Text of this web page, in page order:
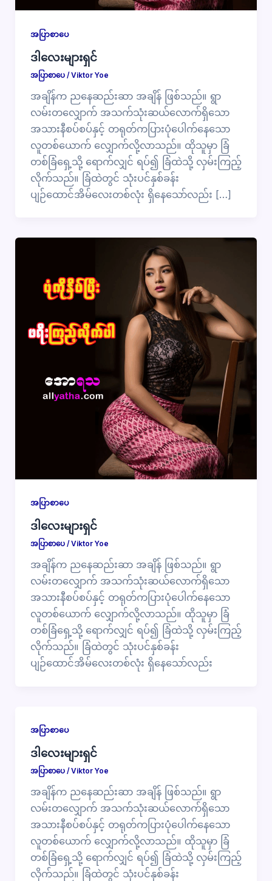
အပြာစာပေ
ဒါလေးများရှင်
အပြာစာပေ/Viktor Yoe
အချိန်က ညနေဆည်းဆာ အချိန် ဖြစ်သည်။ ရွာ
လမ်းတလျှောက် အသက်သုံးဆယ်လောက်ရှိသော
အသားနီစပ်စပ်နှင့် တရုတ်ကပြားပုံပေါက်နေသော
လူတစ်ယောက် လျှောက်လို့လာသည်။ ထိုသူမှာ ခြံ
တစ်ခြံရှေ့သို့ ရောက်လျှင် ရပ်၍ ခြံထဲသို့ လှမ်းကြည့်
လိုက်သည်။ ခြံထဲတွင် သုံးပင်နှစ်ခန်း
ပျဉ်ထောင်အိမ်လေးတစ်လုံး ရှိနေသော်လည်း […]
အပြာစာပေ
ဒါလေးများရှင်
အပြာစာပေ/ Viktor Yoe
အချိန်က ညနေဆည်းဆာ အချိန် ဖြစ်သည်။ ရွာ
လမ်းတလျှောက် အသက်သုံးဆယ်လောက်ရှိသော
အသားနီစပ်စပ်နှင့် တရုတ်ကပြားပုံပေါက်နေသော
လူတစ်ယောက် လျှောက်လို့လာသည်။ ထိုသူမှာ ခြံ
တစ်ခြံရှေ့သို့ ရောက်လျှင် ရပ်၍ ခြံထဲသို့ လှမ်းကြည့်
လိုက်သည်။ ခြံထဲတွင် သုံးပင်နှစ်ခန်း
ပျဉ်ထောင်အိမ်လေးတစ်လုံး ရှိနေသော်လည်း
အပြာစာပေ
ဒါလေးများရှင်
အပြာစာပေ/ Viktor Yoe
အချိန်က ညနေဆည်းဆာ အချိန် ဖြစ်သည်။ ရွာ
လမ်းတလျှောက် အသက်သုံးဆယ်လောက်ရှိသော
အသားနီစပ်စပ်နှင့် တရုတ်ကပြားပုံပေါက်နေသော
လူတစ်ယောက် လျှောက်လို့လာသည်။ ထိုသူမှာ ခြံ
တစ်ခြံရှေ့သို့ ရောက်လျှင် ရပ်၍ ခြံထဲသို့ လှမ်းကြည့်
လိုက်သည်။ ခြံထဲတွင် သုံးပင်နှစ်ခန်း